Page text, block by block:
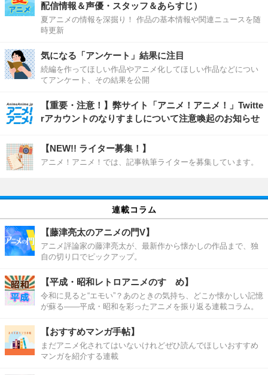
配信情報＆声優・スタッフ＆あらすじ）
夏アニメの情報を深掘り！ 作品の基本情報や関連ニュースを随
時更新
気になる「アンケート」結果に注目
続編を作ってほしい作品やアニメ化してほしい作品などについ
てアンケート、その結果を公開
【重要・注意！】弊サイト「アニメ！アニメ！」Twitte
rアカウントのなりすましについて注意喚起のお知らせ
【NEW!! ライター募集！】
アニメ！アニメ！では、記事執筆ライターを募集しています。
連載コラム
【藤津亮太のアニメの門V】
アニメ評論家の藤津亮太が、最新作から懐かしの作品まで、独
自の切り口でピックアップ。
【平成・昭和レトロアニメのすゝめ】
令和に見ると“エモい”？あのときの気持ち、どこか懐かしい記憶
が蘇る――平成・昭和を彩ったアニメを振り返る連載コラム。
【おすすめマンガ手帖】
まだアニメ化されてはいないけれどぜひ読んでほしいおすすめ
マンガを紹介する連載